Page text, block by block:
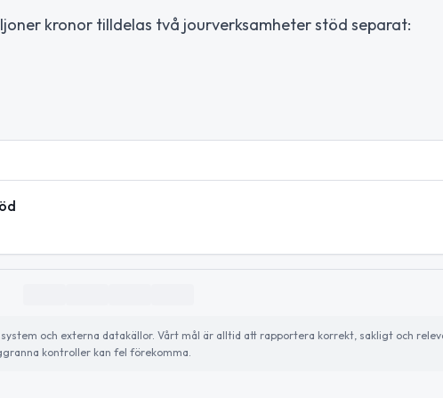
kronor tilldelas två jourverksamheter stöd separat:
och externa datakällor. Vårt mål är alltid att rapportera korrekt, sakligt och
kontroller kan fel förekomma.